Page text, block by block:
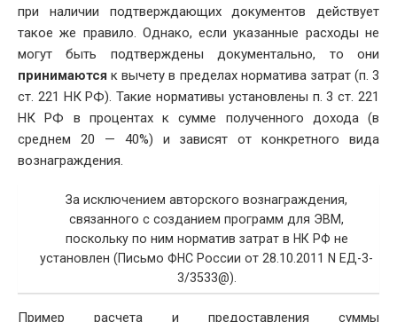
при наличии подтверждающих документов действует
такое же правило. Однако, если указанные расходы не
могут быть подтверждены документально, то они
принимаются к вычету в пределах норматива затрат (п. 3
ст. 221 НК РФ). Такие нормативы установлены п. 3 ст. 221
НК РФ в процентах к сумме полученного дохода (в
среднем 20 — 40%) и зависят от конкретного вида
вознаграждения.
За исключением авторского вознаграждения,
связанного с созданием программ для ЭВМ,
поскольку по ним норматив затрат в НК РФ не
установлен (Письмо ФНС России от 28.10.2011 N ЕД-3-
3/3533@).
Пример расчета и предоставления суммы